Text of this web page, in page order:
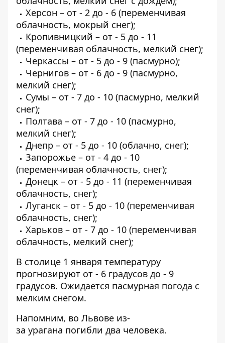
Херсон – от - 2 до - 6 (переменчивая
облачность, мокрый снег);
Кропивницкий – от - 5 до - 11
(переменчивая облачность, мелкий снег);
Черкассы – от - 5 до - 9 (пасмурно);
Чернигов – от - 6 до - 9 (пасмурно,
мелкий снег);
Сумы – от - 7 до - 10 (пасмурно, мелкий
снег);
Полтава – от - 7 до - 10 (пасмурно,
мелкий снег);
Днепр – от - 5 до - 10 (облачно, снег);
Запорожье – от - 4 до - 10
(переменчивая облачность, снег);
Донецк – от - 5 до - 11 (переменчивая
облачность, снег);
Луганск – от - 5 до - 10 (переменчивая
облачность, снег);
Харьков – от - 7 до - 10 (переменчивая
облачность, мелкий снег);
В столице 1 января температуру
прогнозируют от - 6 градусов до - 9
градусов. Ожидается пасмурная погода с
мелким снегом.
Напомним, во Львове из-
за урагана погибли два человека.